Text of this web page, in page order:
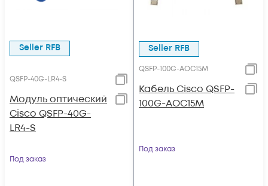
Seller RFB
QSFP-40G-LR4-S
Модуль оптический
Cisco QSFP-40G-
LR4-S
Под заказ
Seller RFB
QSFP-100G-AOC15M
Кабель Cisco QSFP-
100G-AOC15M
Под заказ